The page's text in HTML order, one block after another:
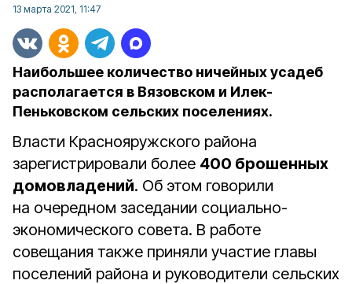
13 марта 2021, 11:47
Наибольшее количество ничейных усадеб
располагается в Вязовском и Илек-
Пеньковском сельских поселениях.
Власти Краснояружского района
зарегистрировали более 400 брошенных
домовладений. Об этом говорили
на очередном заседании социально-
экономического совета. В работе
совещания также приняли участие главы
поселений района и руководители сельских